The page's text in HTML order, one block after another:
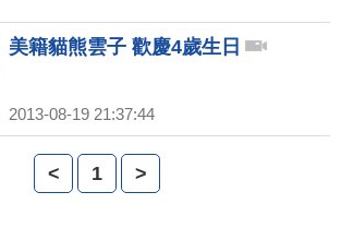
美籍貓熊雲子 歡慶4歲生日
2013-08-19 21:37:44
< 1 >